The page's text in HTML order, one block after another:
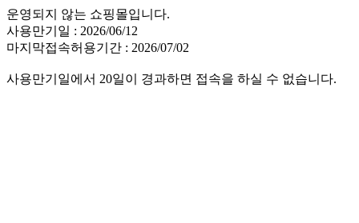
운영되지 않는 쇼핑몰입니다.
사용만기일 : 2026/06/12
마지막접속허용기간 : 2026/07/02
사용만기일에서 20일이 경과하면 접속을 하실 수 없습니다.